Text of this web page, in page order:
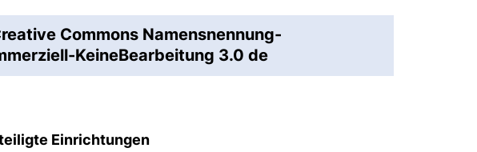
Commons Namensnennung-
KeineBearbeitung 3.0 de
Einrichtungen